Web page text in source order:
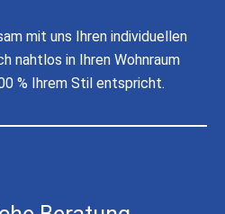
mit uns Ihren individuellen
nahtlos in Ihren Wohnraum
% Ihrem Stil entspricht.